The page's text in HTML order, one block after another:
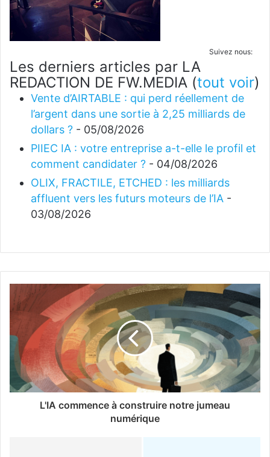
Suivez nous:
Les derniers articles par LA
REDACTION DE FW.MEDIA (tout voir)
Vente d’AIRTABLE : qui perd réellement de
l’argent dans une sortie à 2,25 milliards de
dollars ? - 05/08/2026
PIIEC IA : votre entreprise a-t-elle le profil et
comment candidater ? - 04/08/2026
OLIX, FRACTILE, ETCHED : les milliards
affluent vers les futurs moteurs de l’IA -
03/08/2026
L'IA commence à construire notre jumeau
numérique